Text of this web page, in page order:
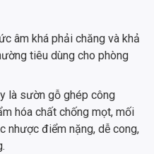
âm khá phải chăng và khả
tiêu dùng cho phòng
là sườn gỗ ghép công
hóa chất chống mọt, mối
nhược điểm nặng, dễ cong,